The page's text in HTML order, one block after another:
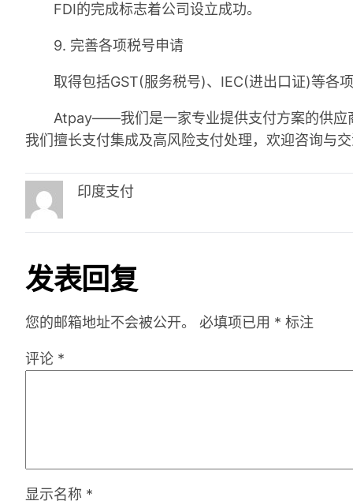
FDI的完成标志着公司设立成功。
9. 完善各项税号申请
取得包括GST(服务税号)、IEC(进出口证)等各
Atpay——我们是一家专业提供支付方案的供应商
我们擅长支付集成及高风险支付处理，欢迎咨询与
印度支付
发表回复
您的邮箱地址不会被公开。 必填项已用 * 标注
评论 *
显示名称 *